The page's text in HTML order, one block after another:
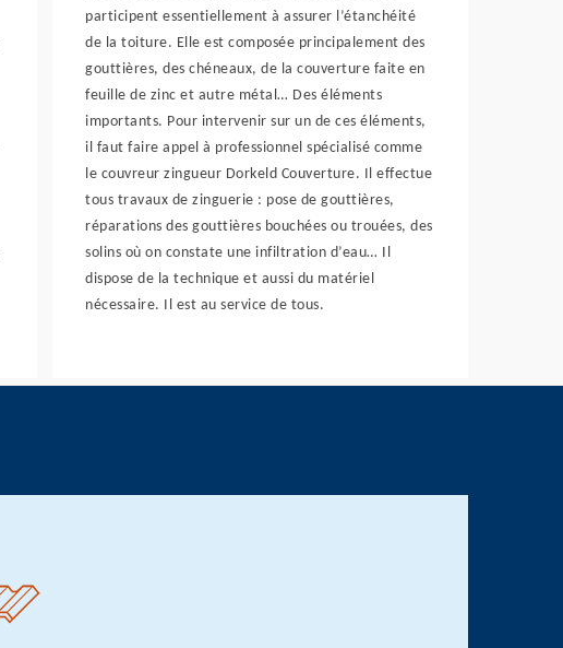
participent essentiellement à assurer l’étanchéité
de la toiture. Elle est composée principalement des
gouttières, des chéneaux, de la couverture faite en
feuille de zinc et autre métal… Des éléments
importants. Pour intervenir sur un de ces éléments,
il faut faire appel à professionnel spécialisé comme
le couvreur zingueur Dorkeld Couverture. Il effectue
tous travaux de zinguerie : pose de gouttières,
réparations des gouttières bouchées ou trouées, des
solins où on constate une infiltration d’eau… Il
dispose de la technique et aussi du matériel
nécessaire. Il est au service de tous.